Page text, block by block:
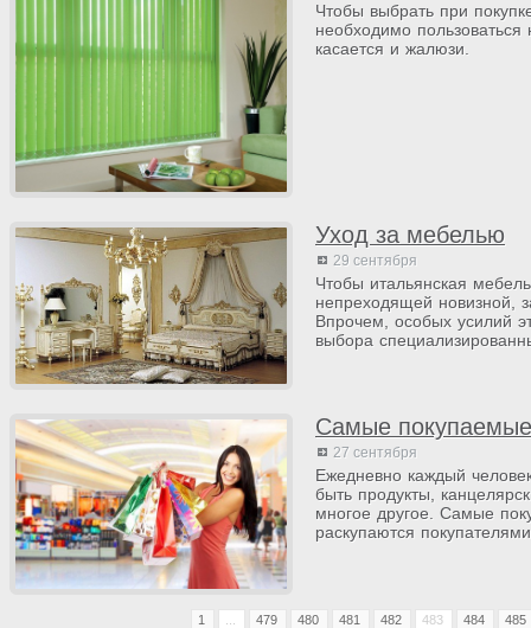
Чтобы выбрать при
необходимо
касается и жалюзи.
Уход за мебелью
29 сентября
Чтобы итальянская
непреходящей новизной,
Впрочем, особых усилий
выбора
Самые
27 сентября
Ежедневно каждый
быть продукты,
многое другое. Самые
раскупаются
1 479 480 481 482 483 484 485